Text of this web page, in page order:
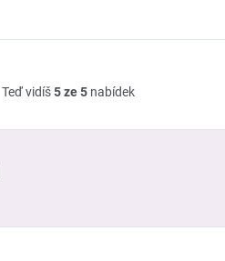
Teď vidíš5 ze 5 nabídek